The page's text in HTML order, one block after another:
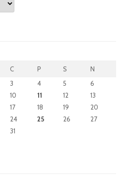
C P S
N
3 4 5
6
10 11 12
13
17 18 19
20
24 25 26
27
31